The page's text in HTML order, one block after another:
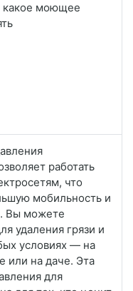
какое моющее
работать
что
мобильность и
Вы можете
удаления грязи и
условиях — на
или на даче. Эта
для